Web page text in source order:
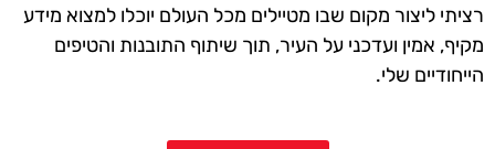
רציתי ליצור מקום שבו מטיילים מכל העולם יוכלו למצוא מידע
מקיף, אמין ועדכני על העיר, תוך שיתוף התובנות והטיפים
הייחודיים שלי.